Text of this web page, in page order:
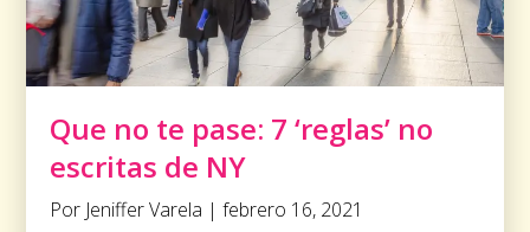
Que no te pase: 7 ‘reglas’ no
escritas de NY
Por Jeniffer Varela | febrero 16, 2021